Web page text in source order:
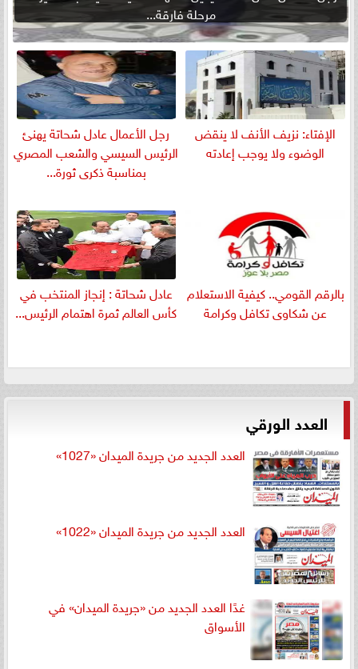
مرحلة فارقة...
الإفتاء: نزيف الأنف لا ينقض
الوضوء ولا يوجب إعادته
رجل الأعمال عادل شحاتة يهنئ
الرئيس السيسي والشعب المصري
بمناسبة ذكرى ثورة...
بالرقم القومي.. كيفية الاستعلام
عن شكاوى تكافل وكرامة
عادل شحاتة : إنجاز المنتخب في
كأس العالم ثمرة اهتمام الرئيس...
العدد الورقي
العدد الجديد من جريدة الميدان «1027»
العدد الجديد من جريدة الميدان «1022»
غدًا العدد الجديد من «جريدة الميدان» في
الأسواق